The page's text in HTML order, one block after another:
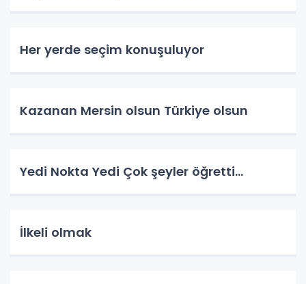
Her yerde seçim konuşuluyor
Kazanan Mersin olsun Türkiye olsun
Yedi Nokta Yedi Çok şeyler öğretti…
İlkeli olmak